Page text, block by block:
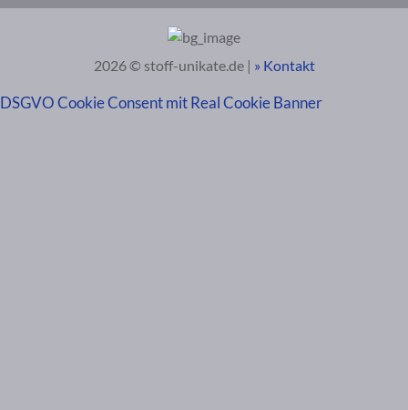
2026 © stoff-unikate.de | » Kontakt
DSGVO Cookie Consent mit Real Cookie Banner